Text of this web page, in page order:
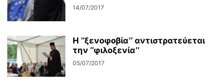
14/07/2017
Η ‘’ξενοφοβία’’ αντιστρατεύεται
την ‘’φιλοξενία’’
05/07/2017